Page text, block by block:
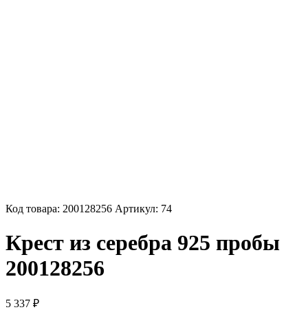
Код товара: 200128256 Артикул: 74
Крест из серебра 925 пробы
200128256
5 337 ₽